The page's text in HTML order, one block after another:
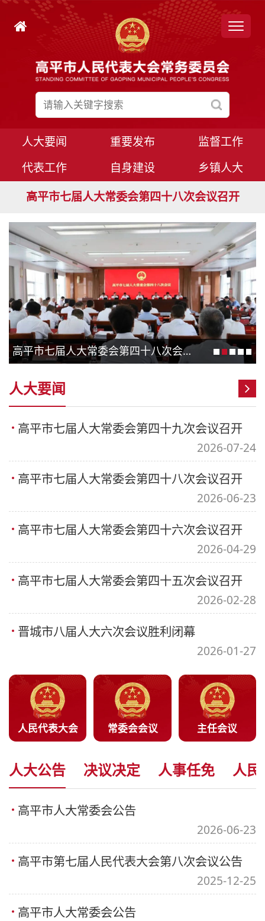
人大要闻 重要发布
监督工作
代表工作
自身建设
乡镇人大
高平市七届人大八次会议胜利闭幕
高平市七届人大常委会第四十九次会议召开
高平市七届人大常委会第四十八次会议召开
高平市七届人大常委会第四十八次会议召开
人大要闻
高平市七届人大常委会第四十九次会议召开
2026-07-24
高平市七届人大常委会第四十八次会议召开
2026-06-23
高平市七届人大常委会第四十六次会议召开
2026-04-29
高平市七届人大常委会第四十五次会议召开
2026-02-28
晋城市八届人大六次会议胜利闭幕
2026-01-27
人民代表大会 常委会会议 主任会议
人大公告 决议决定 人事任免 人民
高平市人大常委会公告
2026-06-23
高平市第七届人民代表大会第八次会议公告
2025-12-25
高平市人大常委会公告